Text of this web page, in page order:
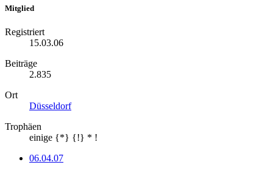
Mitglied
Registriert
15.03.06
Beiträge
2.835
Ort
Düsseldorf
Trophäen
einige {*} {!} * !
06.04.07